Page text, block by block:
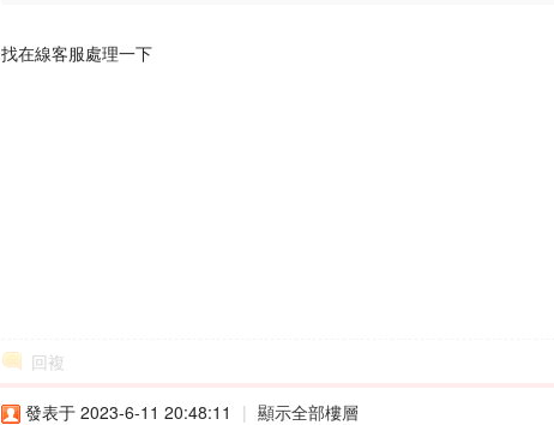
找在線客服處理一下
回複
發表于 2023-6-11 20:48:11 | 顯示全部樓層